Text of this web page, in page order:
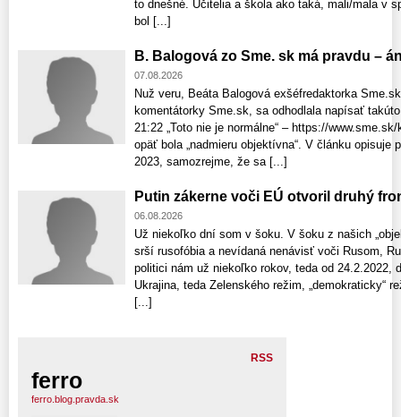
to dnešné. Učitelia a škola ako taká, mali/mala v
bol [...]
B. Balogová zo Sme. sk má pravdu –
07.08.2026
Nuž veru, Beáta Balogová exšéfredaktorka
komentátorky Sme.sk, sa odhodlala napísať
21:22 „Toto nie je normálne“ – https://
opäť bola „nadmieru objektívna“. V článku
2023, samozrejme, že sa [...]
Putin zákerne voči EÚ otvoril druhý
06.08.2026
Už niekoľko dní som v šoku. V šoku z našich
srší rusofóbia a nevídaná nenávisť voči Rusom,
politici nám už niekoľko rokov, teda od 24.2.2022,
Ukrajina, teda Zelenského režim, „demokraticky“
[...]
RSS
ferro
ferro.blog.pravda.sk